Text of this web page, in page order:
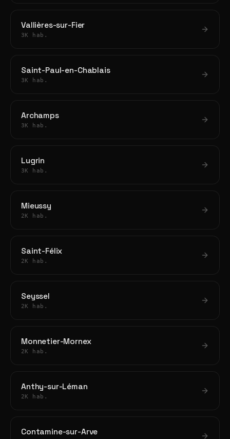
Vallières-sur-Fier
3K hab.
Saint-Paul-en-Chablais
3K hab.
Archamps
3K hab.
Lugrin
3K hab.
Mieussy
2K hab.
Saint-Félix
2K hab.
Seyssel
2K hab.
Monnetier-Mornex
2K hab.
Anthy-sur-Léman
2K hab.
Contamine-sur-Arve